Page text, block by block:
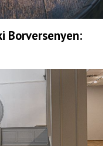
Borversenyen: